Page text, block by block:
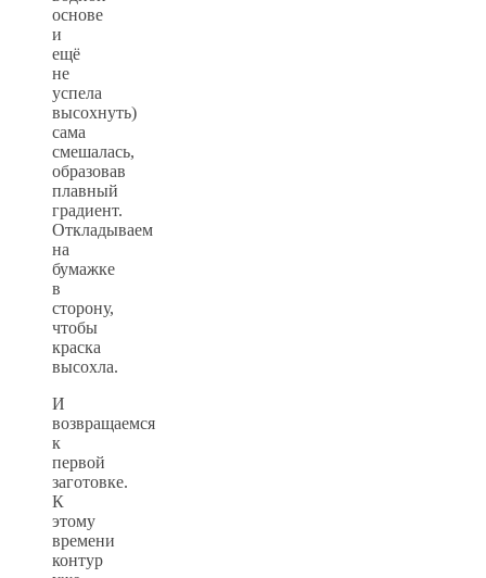
основе
и
ещё
не
успела
высохнуть)
сама
смешалась,
образовав
плавный
градиент.
Откладываем
на
бумажке
в
сторону,
чтобы
краска
высохла.
И
возвращаемся
к
первой
заготовке.
К
этому
времени
контур